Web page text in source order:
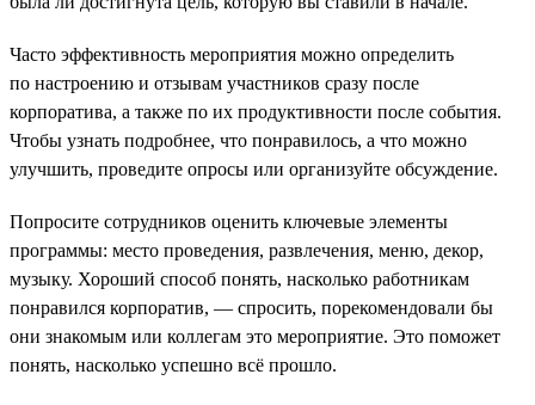
Часто эффективность мероприятия можно определить
по настроению и отзывам участников сразу после
корпоратива, а также по их продуктивности после события.
Чтобы узнать подробнее, что понравилось, а что можно
улучшить, проведите опросы или организуйте обсуждение.
Попросите сотрудников оценить ключевые элементы
программы: место проведения, развлечения, меню, декор,
музыку. Хороший способ понять, насколько работникам
понравился корпоратив, — спросить, порекомендовали бы
они знакомым или коллегам это мероприятие. Это поможет
понять, насколько успешно всё прошло.